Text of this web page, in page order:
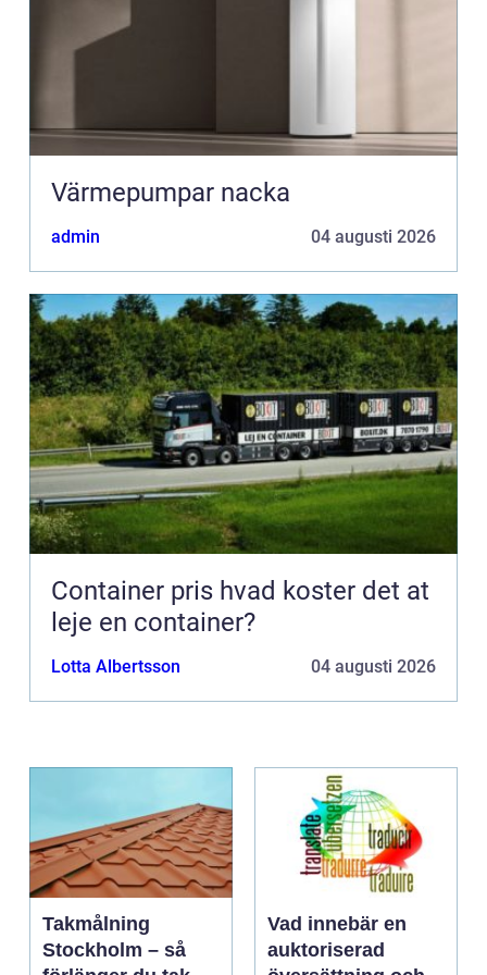
Värmepumpar nacka
admin 04 augusti 2026
Container pris hvad koster det at
leje en container?
Lotta Albertsson 04 augusti 2026
Takmålning
Stockholm – så
Vad innebär en
auktoriserad